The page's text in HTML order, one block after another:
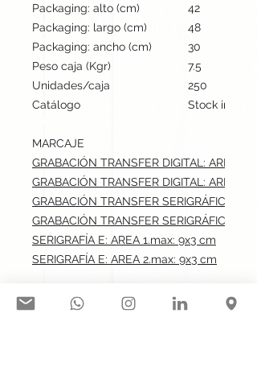
Packaging: alto (cm)
42
Packaging: largo (cm)
48
Packaging: ancho (cm)
30
Peso caja (Kgr)
7.5
Unidades/caja
250
Catálogo
Stock
MARCAJE
GRABACIÓN TRANSFER DIGITAL: AREA
GRABACIÓN TRANSFER DIGITAL: AREA
GRABACIÓN TRANSFER SERIGRÁFICO:
GRABACIÓN TRANSFER SERIGRÁFICO:
SERIGRAFÍA E: AREA 1.max: 9x3 cm
SERIGRAFÍA E: AREA 2.max: 9x3 cm